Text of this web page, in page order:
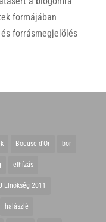
formájában
forrásmegjelölés
Bocuse d'Or bor
elhízás
Elnökség 2011
halászlé